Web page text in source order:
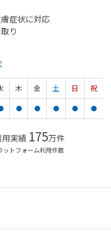
症状に対応
り
木 金 土 日
祝
● ● ● ● ●
実績 175万件
トフォーム利用件数